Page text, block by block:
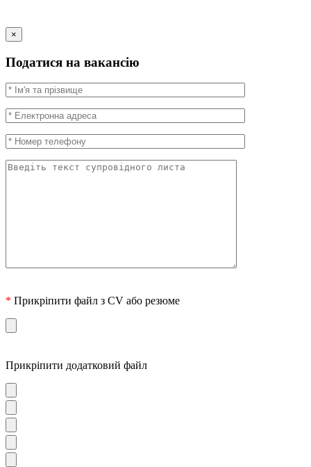
×
Податися на вакансію
* Прикріпити файл з CV або резюме
Прикріпити додатковий файл